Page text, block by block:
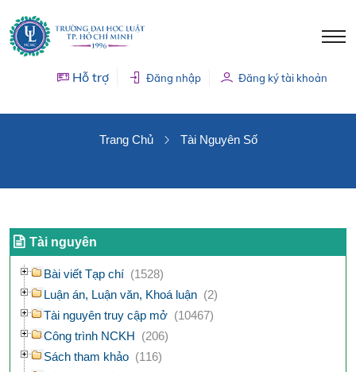
Hỗ trợ Đăng nhập Đăng ký tài khoản
Trang Chủ Tài Nguyên Số
Tài nguyên
Bài viết Tạp chí (1528)
Luận án, Luận văn, Khoá luận (2)
Tài nguyên truy cập mở (10467)
Công trình NCKH (206)
Sách tham khảo (116)